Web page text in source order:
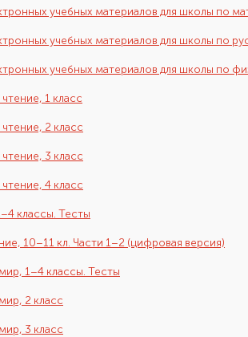
учебных материалов для школы по
учебных материалов для школы по
учебных материалов для школы по
1 класс
2 класс
3 класс
4 класс
классы. Тесты
10–11 кл. Части 1–2 (цифровая версия)
1–4 классы. Тесты
2 класс
3 класс